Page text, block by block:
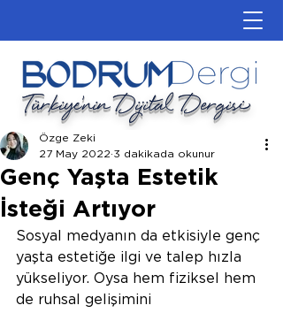
Türkiye'nin Dijital Dergisi
Genç Yaşta Estetik
İsteği Artıyor
Özge Zeki
27 May 2022 3 dakikada okunur
Sosyal medyanın da etkisiyle genç
yaşta estetiğe ilgi ve talep hızla
yükseliyor. Oysa hem fiziksel hem
de ruhsal gelişimini